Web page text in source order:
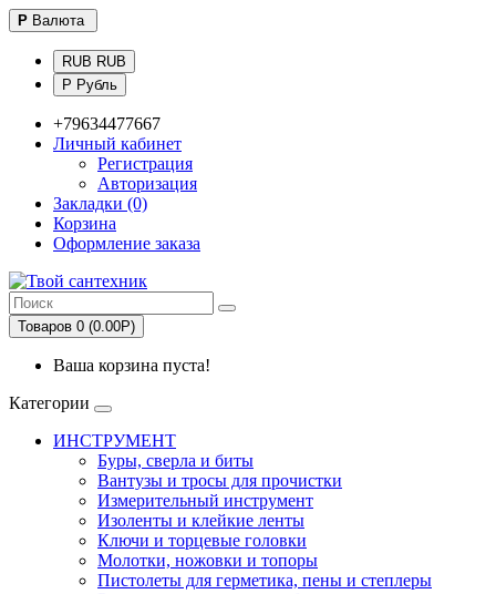
Р Валюта
RUB RUB
Р Рубль
+79634477667
Личный кабинет
Регистрация
Авторизация
Закладки (0)
Корзина
Оформление заказа
Товаров 0 (0.00Р)
Ваша корзина пуста!
Категории
ИНСТРУМЕНТ
Буры, сверла и биты
Вантузы и тросы для прочистки
Измерительный инструмент
Изоленты и клейкие ленты
Ключи и торцевые головки
Молотки, ножовки и топоры
Пистолеты для герметика, пены и степлеры